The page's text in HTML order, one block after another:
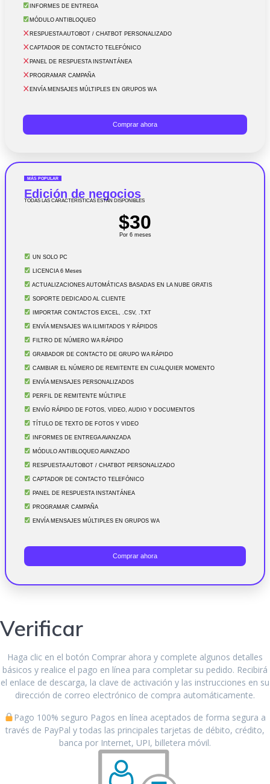
INFORMES DE ENTREGA
MÓDULO ANTIBLOQUEO
RESPUESTA AUTOBOT / CHATBOT PERSONALIZADO
CAPTADOR DE CONTACTO TELEFÓNICO
PANEL DE RESPUESTA INSTANTÁNEA
PROGRAMAR CAMPAÑA
ENVÍA MENSAJES MÚLTIPLES EN GRUPOS WA
Comprar ahora
MÁS POPULAR
Edición de negocios
TODAS LAS CARACTERÍSTICAS ESTÁN DISPONIBLES
$30
Por 6 meses
UN SOLO PC
LICENCIA 6 Meses
ACTUALIZACIONES AUTOMÁTICAS BASADAS EN LA NUBE GRATIS
SOPORTE DEDICADO AL CLIENTE
IMPORTAR CONTACTOS EXCEL, .CSV, .TXT
ENVÍA MENSAJES WA ILIMITADOS Y RÁPIDOS
FILTRO DE NÚMERO WA RÁPIDO
GRABADOR DE CONTACTO DE GRUPO WA RÁPIDO
CAMBIAR EL NÚMERO DE REMITENTE EN CUALQUIER MOMENTO
ENVÍA MENSAJES PERSONALIZADOS
PERFIL DE REMITENTE MÚLTIPLE
ENVÍO RÁPIDO DE FOTOS, VIDEO, AUDIO Y DOCUMENTOS
TÍTULO DE TEXTO DE FOTOS Y VIDEO
INFORMES DE ENTREGA AVANZADA
MÓDULO ANTIBLOQUEO AVANZADO
RESPUESTA AUTOBOT / CHATBOT PERSONALIZADO
CAPTADOR DE CONTACTO TELEFÓNICO
PANEL DE RESPUESTA INSTANTÁNEA
PROGRAMAR CAMPAÑA
ENVÍA MENSAJES MÚLTIPLES EN GRUPOS WA
Comprar ahora
Verificar
Haga clic en el botón Comprar ahora y complete algunos detalles
básicos y realice el pago en línea para completar su pedido. Recibirá
el enlace de descarga, la clave de activación y las instrucciones en su
dirección de correo electrónico de compra automáticamente.
Pago 100% seguro Pagos en línea aceptados de forma segura a
través de PayPal y todas las principales tarjetas de débito, crédito,
banca por Internet, UPI, billetera móvil.